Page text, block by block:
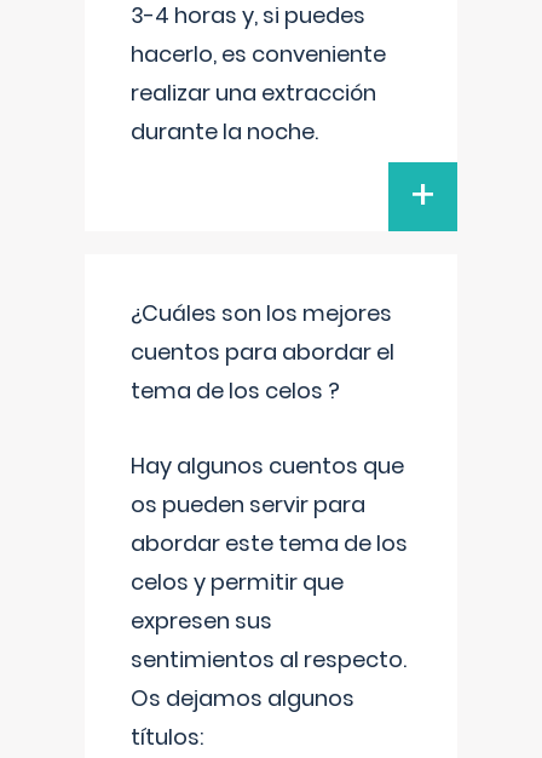
3-4 horas y, si puedes
hacerlo, es conveniente
realizar una extracción
durante la noche.
+
¿Cuáles son los mejores
cuentos para abordar el
tema de los celos ?
Hay algunos cuentos que
os pueden servir para
abordar este tema de los
celos y permitir que
expresen sus
sentimientos al respecto.
Os dejamos algunos
títulos: